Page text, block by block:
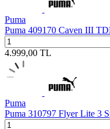
Puma
Puma 409170 Caven III
4.999,00 TL
Puma
Puma 310797 Flyer Lite 3